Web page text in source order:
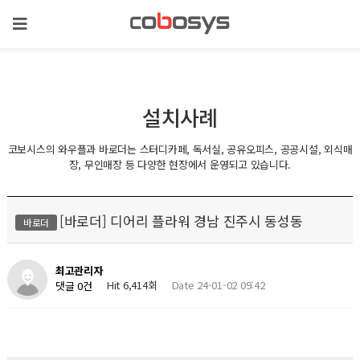
설치사례
코보시스의 와우플과 바로더는 스터디카페, 독서실, 공유오피스, 공공시설, 외식매
장, 무인매장 등 다양한 현장에서 운영되고 있습니다.
바로더 [바로더] 디어리 플라워 경남 진주시 동성동
최고관리자
댓글 0건
Hit 6,414회 Date 24-01-02 09:42